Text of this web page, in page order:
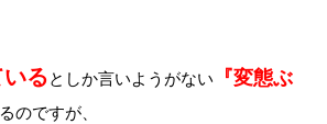
るとしか言いようがない
『変態ぶ
のですが、